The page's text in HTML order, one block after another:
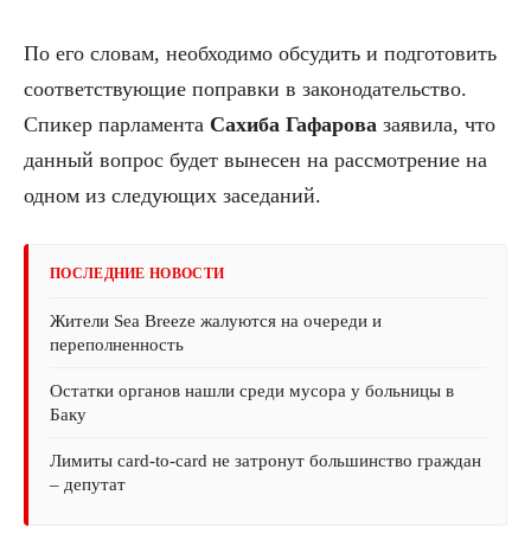
По его словам, необходимо обсудить и подготовить
соответствующие поправки в законодательство.
Спикер парламента Сахиба Гафарова заявила, что
данный вопрос будет вынесен на рассмотрение на
одном из следующих заседаний.
ПОСЛЕДНИЕ НОВОСТИ
Жители Sea Breeze жалуются на очереди и
переполненность
Остатки органов нашли среди мусора у больницы в
Баку
Лимиты card-to-card не затронут большинство граждан
– депутат